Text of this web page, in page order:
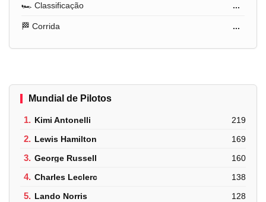
🏎️ Classificação ...
🏁 Corrida ...
Mundial de Pilotos
1. Kimi Antonelli 219
2. Lewis Hamilton 169
3. George Russell 160
4. Charles Leclerc 138
5. Lando Norris 128